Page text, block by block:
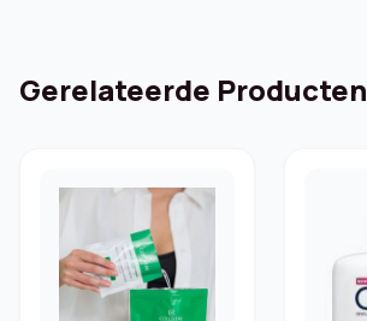
Gerelateerde Producten